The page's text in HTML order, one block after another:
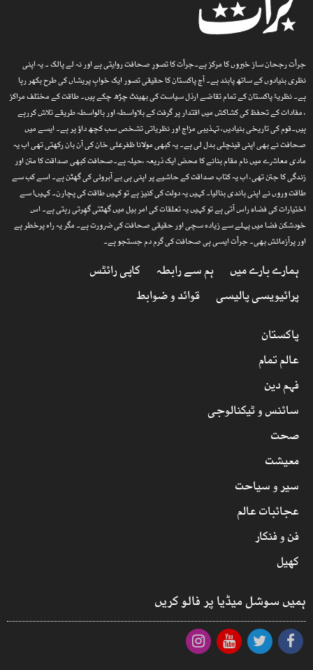
جرأت رجحان ساز خبروں کا مرکز ہے۔جرأت کا تصورِ صحافت روایتی ہے اور نہ لے پالک ۔ یہ اپنی
نظری بنیادوں کے ساتھ پابند ہے۔ آج پاکستان کا حقیقی تصور ایک خوابِ پریشاں کی طرح بکھر رہا
ہے۔ نظریۂ پاکستان کے تمام تقاضے ارذل سیاست کی بھینٹ چڑھ چکے ہیں۔ طاقت کے مختلف مراکز
، مفادات کے تحفظ کی کشاکش میں اقتدار پر گرفت کے بلاواسطہ اور بالواسطہ طریقے تلاش کررہے
ہیں۔قوم کی تاریخی بنیادیں، تہذیبی مزاج اور نظریاتی تشخص سب کچھ داؤ پر ہے۔ ایسے میں
صحافت نے بھی اپنی قینچلی بدل لی ہے۔ یہ کبھی مولانا ظفرعلی خان کی آن بان رکھتی تھی اب یہ
مادی معاشرے میں نام مقام بنانے کا محض ایک ذریعہ ،حیلہ ہے۔صحافت کبھی صداقت کا متن اور
زندگی کا جتن تھی، اب یہ کتاب صداقت کے حاشیے پر اپنی ہی بے آبروئی کی گھٹن ہے۔ اسے کب سے
طاقت وروں نے اپنی باندی بنالیا۔ کہیں یہ دولت کی کنیز ہے تو کہیں طاقت کی پچارن۔ کہیںا سے
اختیارات کی فضاء راس آتی ہے تو کہیں یہ تعلقات کی امر بیل میں گھٹتی گھِرتی رہتی ہے۔ اس
خودشکن فضا میں پہلے سے زیادہ سچی اور حقیقی صحافت کی ضرورت ہے۔ مگر یہ راہ پرخطر ہے
اور پرآزمائش بھی۔ جرأت ایسی ہی صحافت کی گرم دم جستجو ہے۔
ہمارے بارے میں ہم سے رابطہ
کاپی رائٹس
پرائیویسی پالیسی
قوائد و ضوابط
پاکستان
عالم تمام
فہم دین
سائنس و ٹیکنالوجی
صحت
معیشت
سیر و سیاحت
عجائبات عالم
فن و فنکار
کھیل
ہمیں سوشل میڈیا پر فالو کریں